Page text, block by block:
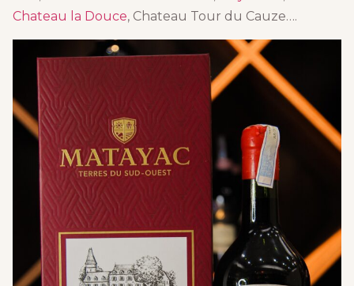
Chateau la Douce, Chateau Tour du Cauze….